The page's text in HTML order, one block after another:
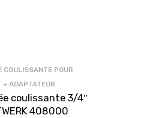
COULISSANTE POUR
+ ADAPTATEUR
coulissante 3/4″
408000